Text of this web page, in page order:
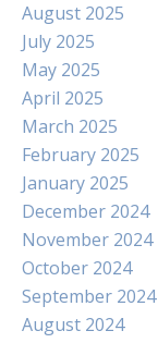
August 2025
July 2025
May 2025
April 2025
March 2025
February 2025
January 2025
December 2024
November 2024
October 2024
September 2024
August 2024